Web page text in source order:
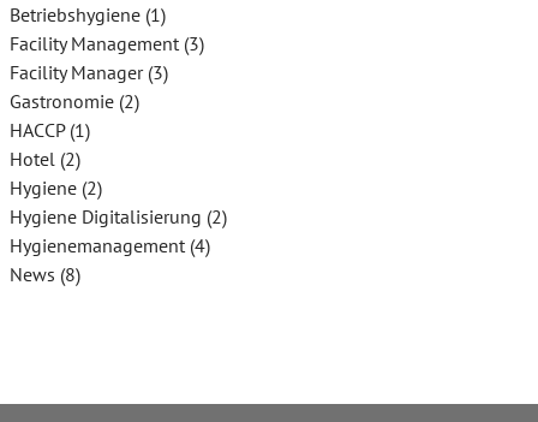
Betriebshygiene (1)
Facility Management (3)
Facility Manager(3)
Gastronomie (2)
HACCP(1)
Hotel (2)
Hygiene (2)
Hygiene Digitalisierung (2)
Hygienemanagement (4)
News (8)